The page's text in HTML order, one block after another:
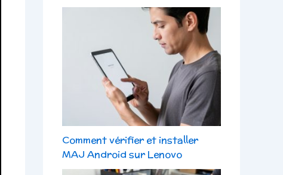
Comment vérifier et installer
MAJ Android sur Lenovo